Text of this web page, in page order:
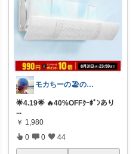
モカちーの🏖️のんびりライフ🐈✨
🌟4.19🌟 🔥40%OFFｸｰﾎﾟﾝあり
...
￥ 1,980
0 0 44